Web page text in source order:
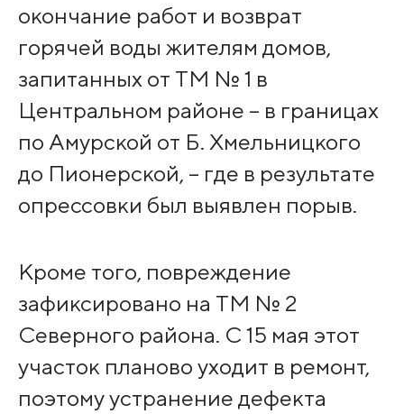
окончание работ и возврат
горячей воды жителям домов,
запитанных от ТМ № 1 в
Центральном районе – в границах
по Амурской от Б. Хмельницкого
до Пионерской, – где в результате
опрессовки был выявлен порыв.
Кроме того, повреждение
зафиксировано на ТМ № 2
Северного района. С 15 мая этот
участок планово уходит в ремонт,
поэтому устранение дефекта